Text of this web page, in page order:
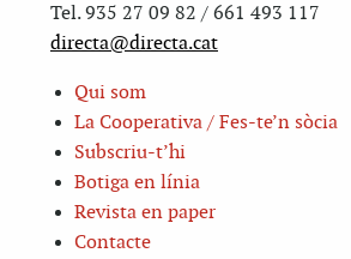
Tel. 935 27 09 82 / 661 493 117
directa@directa.cat
Qui som
La Cooperativa / Fes-te’n sòcia
Subscriu-t’hi
Botiga en línia
Revista en paper
Contacte